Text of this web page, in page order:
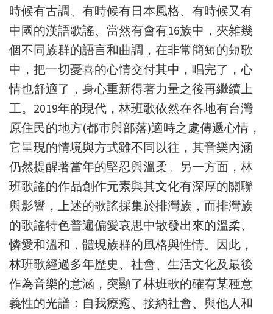
時候有古調、有時候有日本風格、有時候又有
中國的漢語歌謠、當然有會有16族中，夾雜幾
個不同族群的語言和曲調，在非常簡短的短歌
中，把一切憂喜的心情交付其中，唱完了，心
情也舒適了，身心重新得著力量之後再繼續上
工。2019年的現代，林班歌依然在各地有台灣
原住民的地方(都市與部落)適時之處傳遞心情，
它呈現的情境與方式雖不同以往，其音樂內涵
仍然提醒著當年的堅忍與溫柔。另一方面，林
班歌謠的作品創作元素與其文化有深厚的關聯
與影響，上述的歌謠採集於排灣族，而排灣族
的歌謠特色普遍偏愛哀思中散發出來的溫柔、
憐愛和溫和，體現族群的風格與性情。因此，
林班歌經過多年歷史、社會、生活文化及最後
作為音樂的意涵，突顯了林班歌的確有某種意
義性的光譜：自我療癒、接納社會、與他人和